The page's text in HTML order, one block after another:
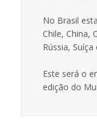
No Brasil
Chile, China,
Rússia,
Este será o
edição do